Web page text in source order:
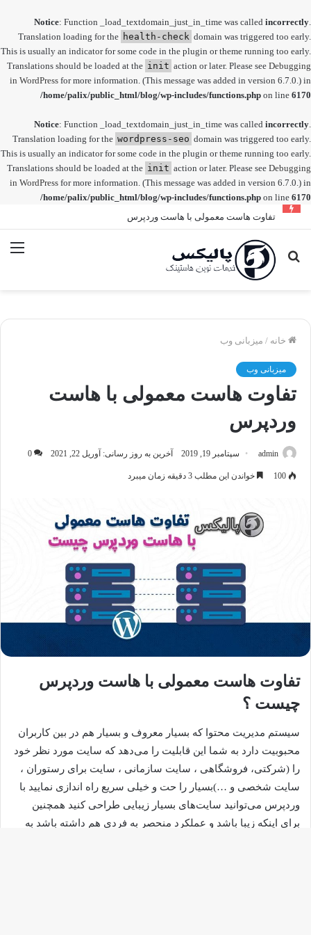
Notice: Function _load_textdomain_just_in_time was called incorrectly.
Translation loading for the health-check domain was triggered too early.
This is usually an indicator for some code in the plugin or theme running too early.
Translations should be loaded at the init action or later. Please see Debugging
in WordPress for more information. (This message was added in version 6.7.0.) in
/home/palix/public_html/blog/wp-includes/functions.php on line 6170
Notice: Function _load_textdomain_just_in_time was called incorrectly.
Translation loading for the wordpress-seo domain was triggered too early.
This is usually an indicator for some code in the plugin or theme running too early.
Translations should be loaded at the init action or later. Please see Debugging
in WordPress for more information. (This message was added in version 6.7.0.) in
/home/palix/public_html/blog/wp-includes/functions.php on line 6170
تفاوت هاست معمولی با هاست وردپرس
جستجو
برای
خانه / میزبانی وب
میزبانی وب
تفاوت هاست معمولی با هاست
وردپرس
admin سپتامبر 19, 2019 آخرین به روز رسانی: آوریل 22, 2021 0
100 خواندن این مطلب 3 دقیقه زمان میبرد
تفاوت هاست معمولی با هاست وردپرس
چیست ؟
سیستم مدیریت محتوا که بسیار معروف و بسیار هم در بین کاربران
محبوبیت دارد به شما این قابلیت را می‌دهد که سایت مورد نظر خود
را (شرکتی، فروشگاهی ، سایت سازمانی ، سایت برای رستوران ،
سایت شخصی و …)بسیار را حت و خیلی سریع راه اندازی نمایید با
وردپرس می‌توانید سایت‌های بسیار زیبایی طراحی کنید همچنین
برای اینکه زیبا باشد و عملکرد منحصر به فردی هم داشته باشد به